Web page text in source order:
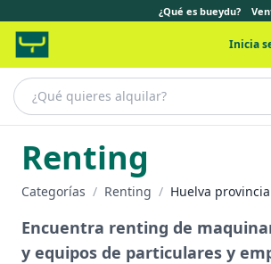
¿Qué es bueydu?
Inicia
Renting
Categorías / Renting / Huelva provincia
Encuentra renting de
y equipos de particulares y